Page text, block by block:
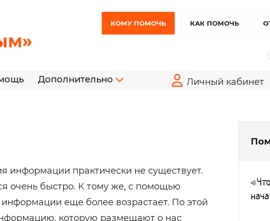
КОМУ ПОМОЧЬ КАК ПОМОЧЬ
Дополнительно Личный кабинет
практически не существует.
очень быстро. К тому же, с помощью
еще более возрастает. По этой
которую размещают о нас